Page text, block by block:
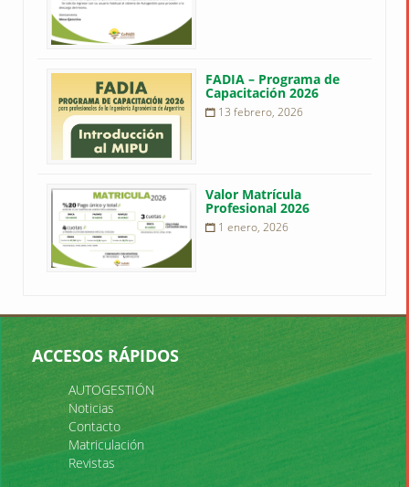
FADIA – Programa de
Capacitación 2026
13 febrero, 2026
Valor Matrícula
Profesional 2026
1 enero, 2026
ACCESOS RÁPIDOS
AUTOGESTIÓN
Noticias
Contacto
Matriculación
Revistas